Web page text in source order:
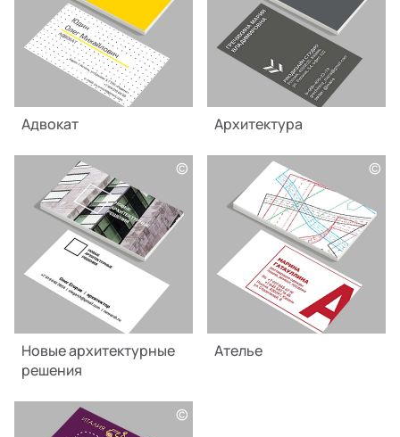
Адвокат Архитектура
©
Новые архитектурные
решения
©
Ателье
©